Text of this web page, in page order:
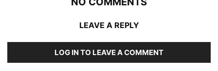
LEAVE A REPLY
LOG IN TO LEAVE A COMMENT